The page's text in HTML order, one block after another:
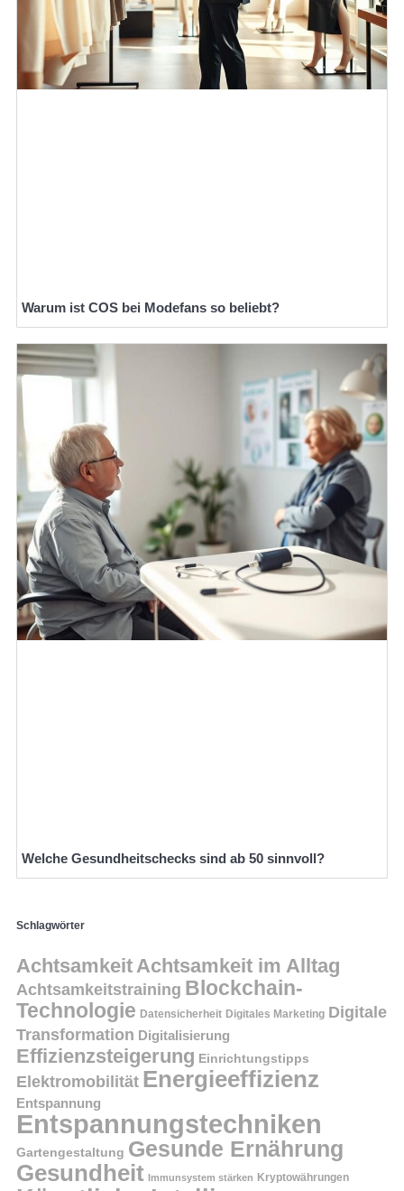
Warum ist COS bei Modefans so beliebt?
Welche Gesundheitschecks sind ab 50 sinnvoll?
Schlagwörter
Achtsamkeit Achtsamkeit im Alltag
Achtsamkeitstraining Blockchain-
Technologie Datensicherheit Digitales Marketing Digitale
Transformation Digitalisierung
Effizienzsteigerung Einrichtungstipps
Elektromobilität Energieeffizienz
Entspannung
Entspannungstechniken
Gartengestaltung Gesunde Ernährung
Gesundheit Immunsystem stärken Kryptowährungen